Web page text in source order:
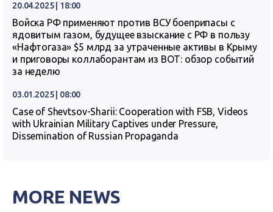
20.04.2025 | 18:00
Войска РФ применяют против ВСУ боеприпасы с
ядовитым газом, будущее взыскание с РФ в пользу
«Нафтогаза» $5 млрд за утраченные активы в Крыму
и приговоры коллаборантам из ВОТ: обзор событий
за неделю
03.01.2025 | 08:00
Case of Shevtsov-Sharii: Cooperation with FSB, Videos
with Ukrainian Military Captives under Pressure,
Dissemination of Russian Propaganda
MORE NEWS